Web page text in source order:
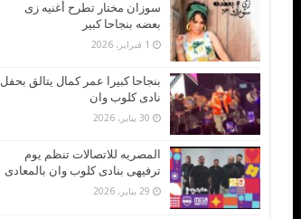
سوزان مختار تطرح أغنيه زى
بعضه بنجاحا كبير
1 فبراير، 2026
بنجاحا كبيرا عمر كمال يتالق بحفل
نادى كلوب وان
30 يناير، 2026
المصريه للاتصالات تنظم يوم
ترفيهى بنادى كلوب وان بالمعادى
29 يناير، 2026